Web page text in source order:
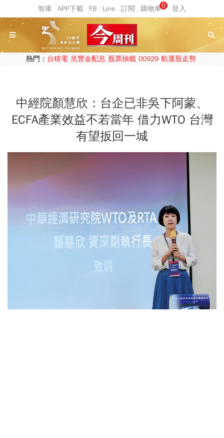
0
熱門： 台積電 兆豐金配息 股票抽籤 00929 航運股走勢
中經院顏慧欣：台企已非吳下阿蒙、
ECFA產業效益不若當年 借力WTO 台灣
有望扳回一城